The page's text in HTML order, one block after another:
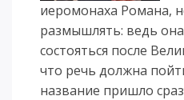
иеромонаха Романа,
размышлять: ведь
состояться после
что речь должна
название пришло